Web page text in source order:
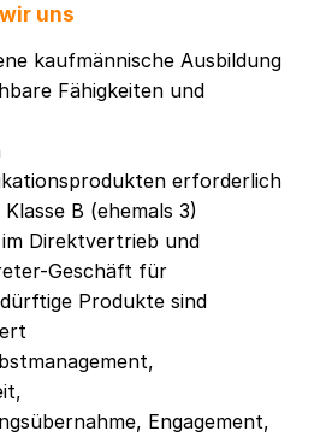
uns
kaufmännische Ausbildung
Fähigkeiten und
erforderlich
B (ehemals 3)
Direktvertrieb und
Geschäft für
Produkte sind
Engagement,